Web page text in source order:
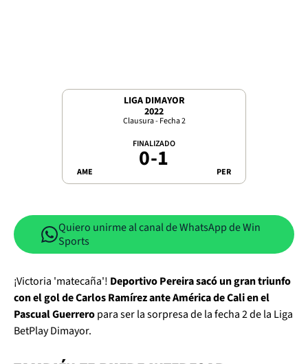
LIGA DIMAYOR
2022
Clausura - Fecha 2
AME
FINALIZADO
0-1 PER
Quiero unirme al canal de WhatsApp de Win
Sports
¡Victoria 'matecaña'! Deportivo Pereira sacó un gran triunfo
con el gol de Carlos Ramírez ante América de Cali en el
Pascual Guerreropara ser la sorpresa de la fecha 2 de la Liga
BetPlay Dimayor.